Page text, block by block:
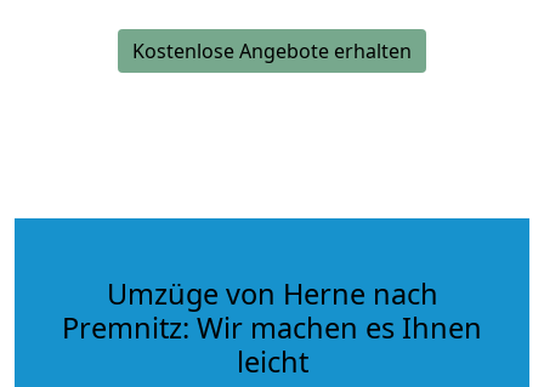
Kostenlose Angebote erhalten
Umzüge von Herne nach
Premnitz: Wir machen es Ihnen
leicht